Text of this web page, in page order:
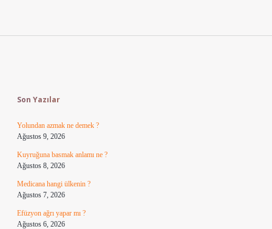
Son Yazılar
Yolundan azmak ne demek ?
Ağustos 9, 2026
Kuyruğuna basmak anlamı ne ?
Ağustos 8, 2026
Medicana hangi ülkenin ?
Ağustos 7, 2026
Efüzyon ağrı yapar mı ?
Ağustos 6, 2026